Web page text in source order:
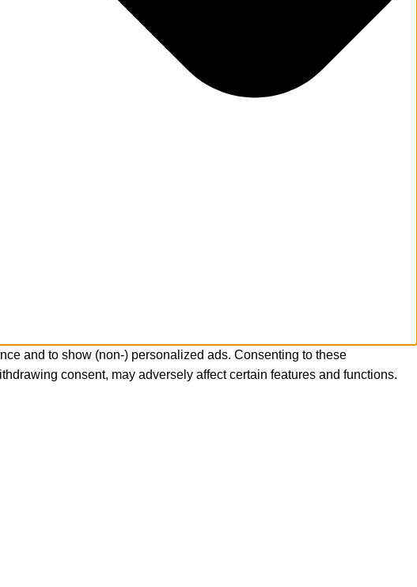
and to show (non-) personalized ads. Consenting to these
consent, may adversely affect certain features and functions.